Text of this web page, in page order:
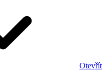
Otevřít